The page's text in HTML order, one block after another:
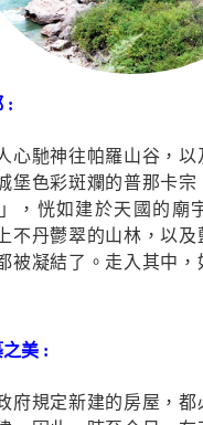
:
心馳神往帕羅山谷，以
堡色彩斑斕的普那卡宗
」，恍如建於天國的廟
不丹鬱翠的山林，以及
被凝結了。走入其中，
美 :
府規定新建的房屋，都